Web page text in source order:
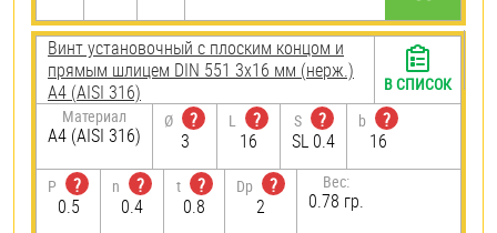
Винт установочный с плоским концом и
прямым шлицем DIN 551 3х16 мм (нерж.)
A4 (AISI 316)
Материал
A4 (AISI 316)
Ø
?
3
L
?
16
S
?
SL 0.4
b
?
16
P
?
0.5
n
?
0.4
t
?
0.8
Dp
?
2
Вес:
0.78 гр.
В СПИСОК